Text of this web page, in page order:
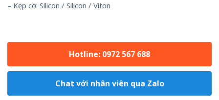
– Kẹp cơ: Silicon / Silicon / Viton
Hotline: 0972 567 688
Chat với nhân viên qua Zalo